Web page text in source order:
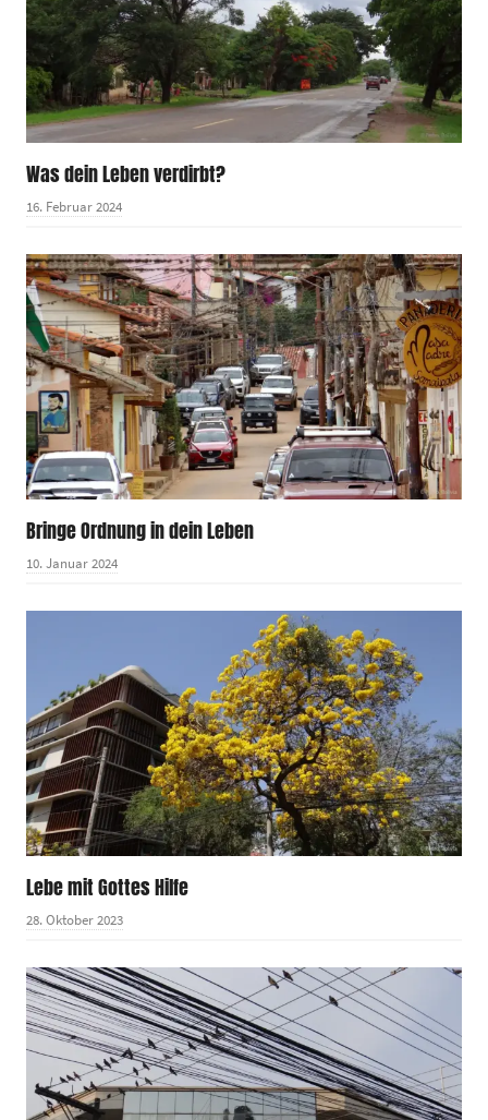
Was dein Leben verdirbt?
16. Februar 2024
Bringe Ordnung in dein Leben
10. Januar 2024
Lebe mit Gottes Hilfe
28. Oktober 2023